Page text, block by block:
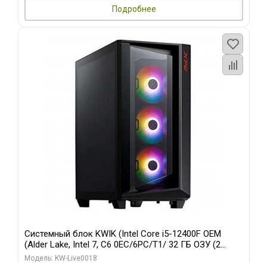
Подробнее
Системный блок KWIK (Intel Core i5-12400F OEM
(Alder Lake, Intel 7, C6 0EC/6PC/T1/ 32 ГБ ОЗУ (2
модуля)/ Ninja Sinotex GTX1660 SUPER 6GB GDDR6
Модель: KW-Live0018